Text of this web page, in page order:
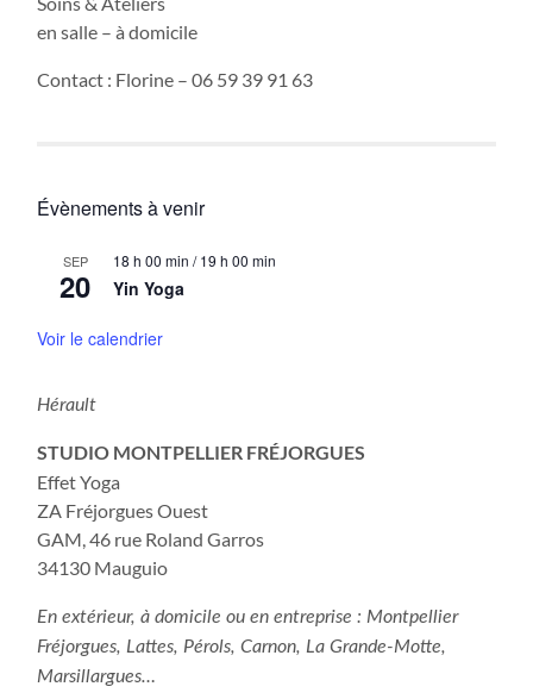
en salle – à domicile
Contact : Florine – 06 59 39 91 63
Évènements à venir
SEP
20
18 h 00 min /19 h 00 min
Yin Yoga
Voir le calendrier
Hérault
STUDIO MONTPELLIER FRÉJORGUES
Effet Yoga
ZA Fréjorgues Ouest
GAM, 46 rue Roland Garros
34130 Mauguio
En extérieur, à domicile ou en entreprise : Montpellier
Fréjorgues, Lattes, Pérols, Carnon, La Grande-Motte,
Marsillargues…